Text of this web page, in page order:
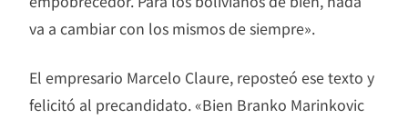
va a cambiar con los mismos de siempre».
El empresario Marcelo Claure, reposteó ese texto y
felicitó al precandidato. «Bien Branko Marinkovic